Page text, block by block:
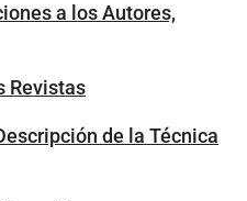
a los Autores,
Revistas
de la Técnica